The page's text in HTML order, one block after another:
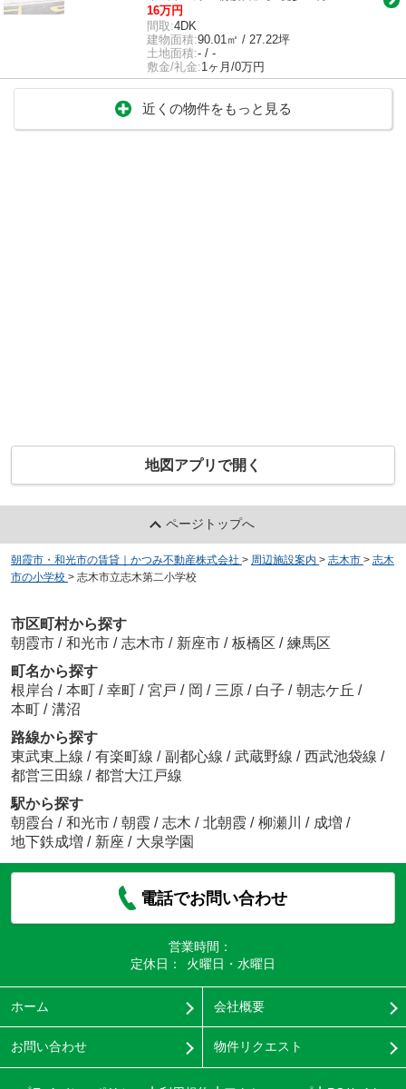
16万円
間取:4DK
建物面積:90.01㎡ / 27.22坪
土地面積:- / -
敷金/礼金:1ヶ月/0万円
近くの物件をもっと見る
地図アプリで開く
ページトップへ
朝霞市・和光市の賃貸｜かつみ不動産株式会社 > 周辺施設案内 > 志木市 > 志木
市の小学校 > 志木市立志木第二小学校
市区町村から探す
朝霞市 / 和光市 / 志木市 / 新座市 / 板橋区 / 練馬区
町名から探す
根岸台 / 本町 / 幸町 / 宮戸 / 岡 / 三原 / 白子 / 朝志ケ丘 /
本町 / 溝沼
路線から探す
東武東上線 / 有楽町線 / 副都心線 / 武蔵野線 / 西武池袋線 /
都営三田線 / 都営大江戸線
駅から探す
朝霞台 / 和光市 / 朝霞 / 志木 / 北朝霞 / 柳瀬川 / 成増 /
地下鉄成増 / 新座 / 大泉学園
電話でお問い合わせ
営業時間：
定休日：
火曜日・水曜日
ホーム 会社概要
お問い合わせ 物件リクエスト